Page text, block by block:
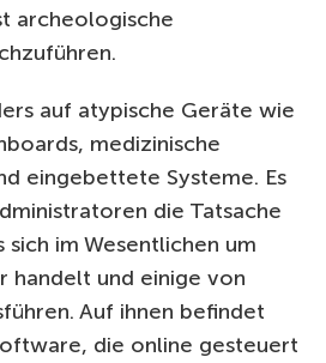
archeologische
auf atypische Geräte wie
medizinische
eingebettete Systeme. Es
die Tatsache
sich im Wesentlichen um
handelt und einige von
Auf ihnen befindet
die online gesteuert